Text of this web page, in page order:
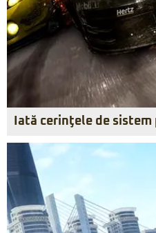
Iată cerinţele de